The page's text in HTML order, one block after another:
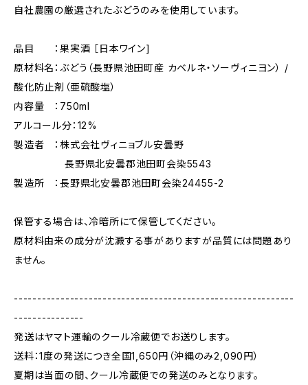
自社農園の厳選されたぶどうのみを使用しています。
品目 ：果実酒 ［日本ワイン]
原材料名：ぶどう（長野県池田町産 カベルネ・ソーヴィニヨン） /
酸化防止剤（亜硫酸塩）
内容量 ：750ml
アルコール分：12%
製造者 ：株式会社ヴィニョブル安曇野
長野県北安曇郡池田町会染5543
製造所 ：長野県北安曇郡池田町会染24455-2
保管する場合は、冷暗所にて保管してください。
原材料由来の成分が沈澱する事がありますが品質には問題あり
ません。
------------------------------------------------------------
---------------
発送はヤマト運輸のクール冷蔵便でお送りします。
送料：1度の発送につき全国1,650円（沖縄のみ2,090円）
夏期は当面の間、クール冷蔵便での発送のみとなります。